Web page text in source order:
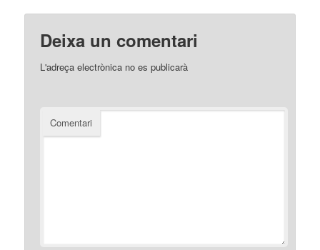
Deixa un comentari
L'adreça electrònica no es publicarà
Comentari